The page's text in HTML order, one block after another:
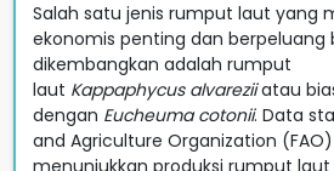
Salah satu jenis rumput laut yang
ekonomis penting dan berpeluang
dikembangkan adalah rumput
laut Kappaphycus alvareziiatau
dengan Eucheuma cotonii. Data
and Agriculture Organization